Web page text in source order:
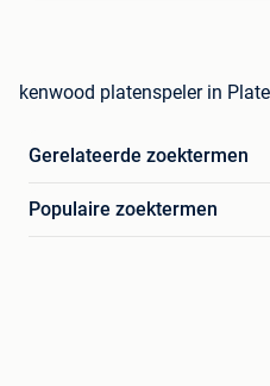
kenwood platenspeler in
Gerelateerde zoektermen
Populaire zoektermen